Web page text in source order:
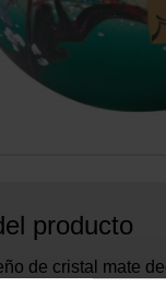
producto
de cristal mate
inspirada en